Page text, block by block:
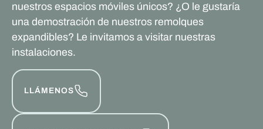
nuestros espacios móviles únicos? ¿O le gustaría
una demostración de nuestros remolques
expandibles? Le invitamos a visitar nuestras
instalaciones.
LLÁMENOS